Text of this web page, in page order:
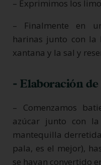
– Exprimimos los
– Finalmente en
harinas junto con la
xantana y la sal y
- Elaboración de
– Comenzamos
azúcar junto con
mantequilla
pala, es el mejor),
se hayan convertido